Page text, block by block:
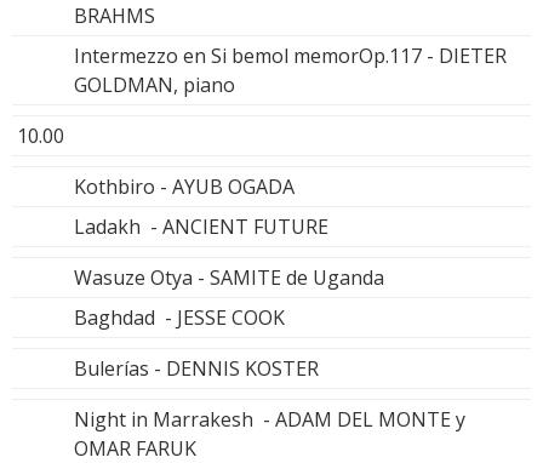
BRAHMS
Intermezzo en Si bemol memorOp.117 - DIETER
GOLDMAN, piano
10.00
Kothbiro - AYUB OGADA
Ladakh - ANCIENT FUTURE
Wasuze Otya - SAMITE de Uganda
Baghdad - JESSE COOK
Bulerías - DENNIS KOSTER
Night in Marrakesh - ADAM DEL MONTE y
OMAR FARUK